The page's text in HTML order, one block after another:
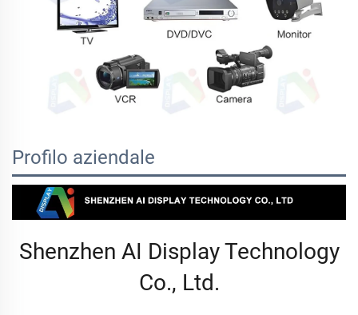
Profilo aziendale
Shenzhen AI Display Technology
Co., Ltd.